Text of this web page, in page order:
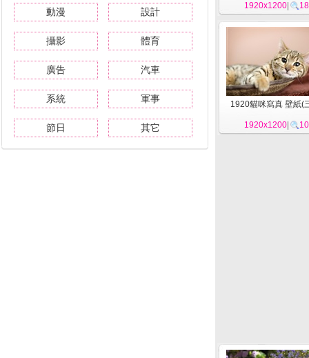
動漫 設計
攝影 體育
廣告 汽車
系統 軍事
節日 其它
1920x1200
1920貓咪寫真 壁紙(
1920x1200